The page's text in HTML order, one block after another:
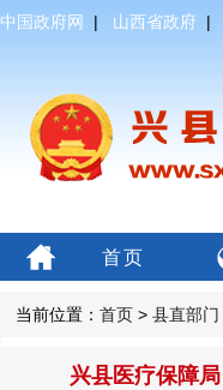
中国政府网 | 山西省政府 |
首页
当前位置： 首页 > 县直部门
兴县医疗保障局